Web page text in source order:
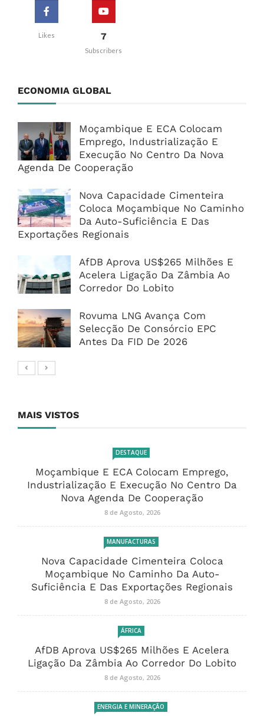
Likes 7
Subscribers
ECONOMIA GLOBAL
Moçambique E ECA Colocam
Emprego, Industrialização E
Execução No Centro Da Nova
Agenda De Cooperação
Nova Capacidade Cimenteira
Coloca Moçambique No Caminho
Da Auto-Suficiência E Das
Exportações Regionais
AfDB Aprova US$265 Milhões E
Acelera Ligação Da Zâmbia Ao
Corredor Do Lobito
Rovuma LNG Avança Com
Selecção De Consórcio EPC
Antes Da FID De 2026
MAIS VISTOS
DESTAQUE
Moçambique E ECA Colocam Emprego,
Industrialização E Execução No Centro Da
Nova Agenda De Cooperação
8 de Agosto, 2026
MANUFACTURAS
Nova Capacidade Cimenteira Coloca
Moçambique No Caminho Da Auto-
Suficiência E Das Exportações Regionais
8 de Agosto, 2026
ÁFRICA
AfDB Aprova US$265 Milhões E Acelera
Ligação Da Zâmbia Ao Corredor Do Lobito
8 de Agosto, 2026
ENERGIA E MINERAÇÃO